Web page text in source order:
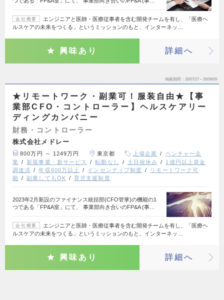
会社概要
エンジニアと医師・医療従事者を含む開発チームを有し、「医療ヘ
ルスケアの未来をつくる」というミッションのもと、インターネッ…
興味あり 詳細へ
掲載期間 26/07/27～26/08/09
★リモートワーク・副業可！服装自由★【事
業部CFO・コントローラー】ヘルスケアリー
ディングカンパニー
財務・コントローラー
株式会社メドレー
800万円 ～ 1249万円 東京都 上場企業
ベンチャー企
業
新規事業・新サービス 転勤なし 土日祝休み
1億円以上資金
調達済
年収600万以上 インセンティブ制度
リモートワーク可
能
副業してもOK 育児支援制度
2023年2月新設のファイナンス統括部(CFO管掌)の機能の1
つである「FP&A室」にて、 事業部向き合いのFP&A (事…
会社概要
エンジニアと医師・医療従事者を含む開発チームを有し、「医療ヘ
ルスケアの未来をつくる」というミッションのもと、インターネッ…
興味あり 詳細へ